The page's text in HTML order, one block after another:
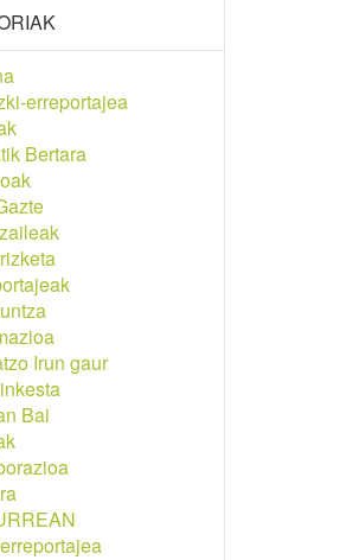
erreportajea
Bertara
Irun gaur
Bai